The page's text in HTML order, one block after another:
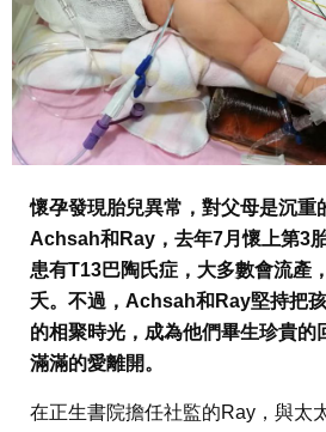
懷孕發現胎兒異常，對父母是沉重
Achsah和Ray，去年7月懷上第3
患有T13巴陶氏症，大多數會流產
夭。不過，Achsah和Ray堅持把
的相聚時光，成為他們畢生珍貴的
滿滿的愛離開。
在正生書院擔任社監的Ray，與太